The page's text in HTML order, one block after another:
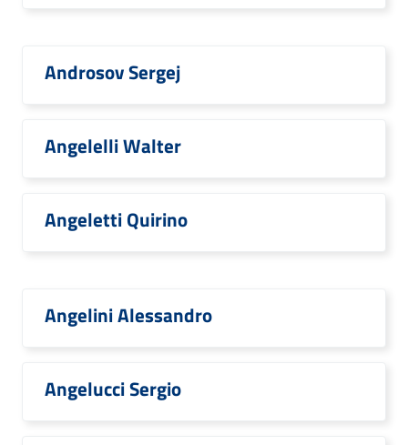
Androsov Sergej
Angelelli Walter
Angeletti Quirino
Angelini Alessandro
Angelucci Sergio